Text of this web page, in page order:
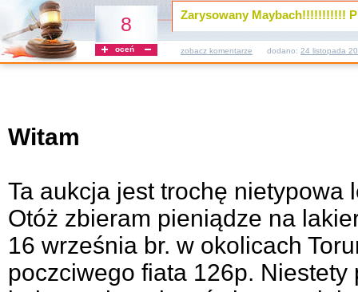
Witam
Ta aukcja jest trochę
Otóż zbieram pieniądze na
16 września br. w okolicach
poczciwego fiata 126p. Niestety
8
oceń
Zarysowany Maybach!!!!!!!!!!!
zobacz komentarze dodano: 24 listopada